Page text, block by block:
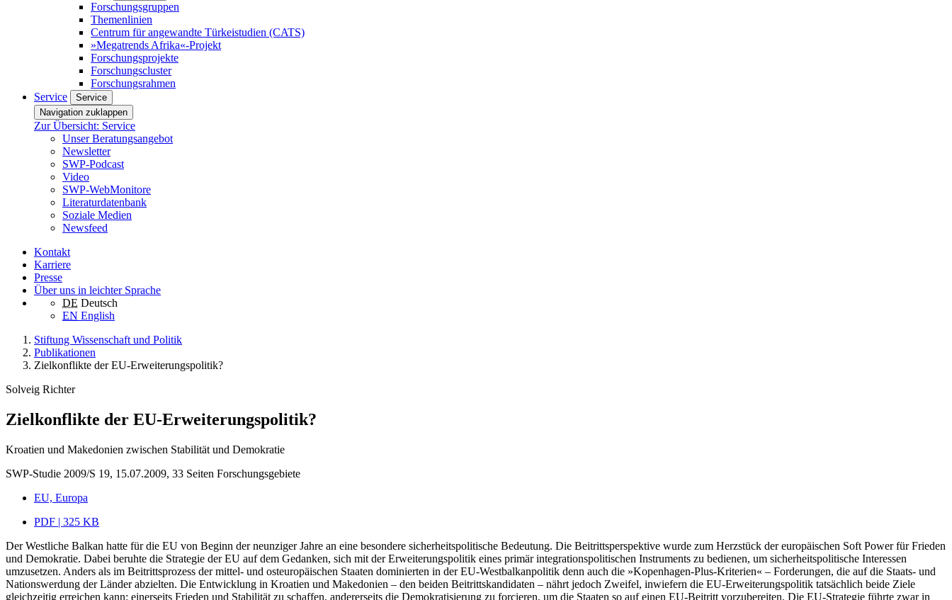
Forschungsgruppen
Themenlinien
Centrum für angewandte Türkeistudien (CATS)
»Megatrends Afrika«-Projekt
Forschungsprojekte
Forschungscluster
Forschungsrahmen
Service
Service
Navigation zuklappen
Zur Übersicht: Service
Unser Beratungsangebot
Newsletter
SWP-Podcast
Video
SWP-WebMonitore
Literaturdatenbank
Soziale Medien
Newsfeed
Kontakt
Karriere
Presse
Über uns in leichter Sprache
DE Deutsch
EN English
Stiftung Wissenschaft und Politik
Publikationen
Zielkonflikte der EU-Erweiterungspolitik?
Solveig Richter
Zielkonflikte der EU-Erweiterungspolitik?
Kroatien und Makedonien zwischen Stabilität und Demokratie
SWP-Studie 2009/S 19, 15.07.2009, 33 Seiten Forschungsgebiete
EU, Europa
PDF | 325 KB
Der Westliche Balkan hatte für die EU von Beginn der neunziger Jahre an eine besondere sicherheitspolitische Bedeutung. Die Beitrittsperspektive wurde zum Herzstück der europäischen Soft Power für Frieden
und Demokratie. Dabei beruhte die Strategie der EU auf dem Gedanken, sich mit der Erweiterungspolitik eines primär integrationspolitischen Instruments zu bedienen, um sicherheitspolitische Interessen
umzusetzen. Anders als im Beitrittsprozess der mittel- und osteuropäischen Staaten dominierten in der EU-Westbalkanpolitik denn auch die »Kopenhagen-Plus-Kriterien« – Forderungen, die auf die Staats- und
Nationswerdung der Länder abzielten. Die Entwicklung in Kroatien und Makedonien – den beiden Beitrittskandidaten – nährt jedoch Zweifel, inwiefern die EU-Erweiterungspolitik tatsächlich beide Ziele
gleichzeitig erreichen kann: einerseits Frieden und Stabilität zu schaffen, andererseits die Demokratisierung zu forcieren, um die Staaten so auf einen EU-Beitritt vorzubereiten. Die EU-Strategie führte zwar in